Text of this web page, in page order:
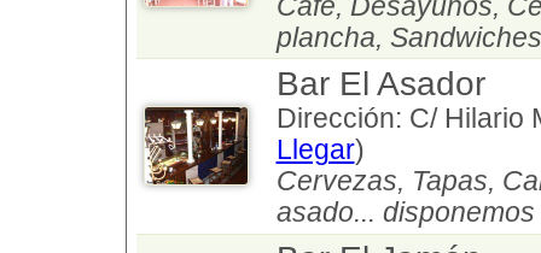
Café, Desayunos,
plancha,
Bar El Asador
Dirección: C/ Hilario
Llegar)
Cervezas, Tapas,
asado...